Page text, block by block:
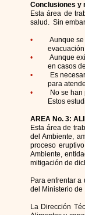
Conclusiones y
Esta área de
salud. Sin
• Aunque
evacuación
• Aunque
en casos de
•
Es
para atender
•
No se
Estos estudios
AREA No. 3:
Esta área de
del Ambiente,
proceso
Ambiente,
mitigación de
Para enfrentar
del Ministerio de
La Dirección